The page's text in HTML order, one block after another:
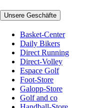
Unsere Geschäfte
Basket-Center
Daily Bikers
Direct Running
Direct-Volley
Espace Golf
Foot-Store
Galopp-Store
Golf and co